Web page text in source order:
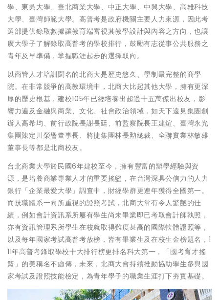
學、東吳大學、臺北商業大學、中正大學、中興大學、高雄科技
大學、臺灣師範大學。高普考是政府機關主要人力來源，因此考
選部提供錄取數據讓教育端審視其教學設計與內容之方向，也讓
廣大學子了解錄取高普考的學校排行，鼓勵有志從事公共服務之
青年及早準備，掌握職涯起步的選擇取向。
以商管人才培訓聞名的北商大是歷史悠久、學制最完整的商學
院。在非常競爭的高教環境中，北商大比起其他大學，擁有更深
厚的歷史根基，建校105年已經培養出超過十五萬傑出校友，影
響力遍及金融與商業、文化、社會政治領域，如天下遠見集團創
辦人高希均、前行政院長謝長廷、前監察院長王建煊、臺灣永光
集團陳定川榮譽董事長、將捷集團林長勲總裁、全聯實業林敏雄
董事長等都是北商校友。
台北商業大學於民國6年建校至今，擁有豐富的辦學經驗與資
源，是培養商業專業人才的重要搖籃，在台灣深具公信力的人力
銀行「企業最愛大學」調查中，財經學群更連年獲得全國第一。
而技職體系一向所重視的證照考試，北商大常有令人驚艷的佳
績，例如會計資訊系所屢有學生尚未畢業即已考取會計師執照，
亦有資訊管理系所學生在校就取得難度甚高的國際軟體證照等，
以及每年國家考試高普考放榜，皆有畢業生及在校生金榜題名，1
11年高普考錄取學校十大排行榜更排名科大第一，「國考育才搖
籃」的美稱名不虛傳，未來，北商大會持續推動協助學生參與國
家考試及證照技能檢定，為青年學子的職業生涯打下夯實基礎。